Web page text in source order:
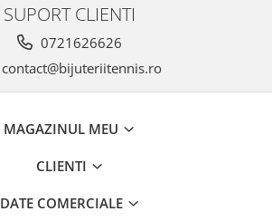
SUPORT CLIENTI
0721626626
contact@bijuteriitennis.ro
MAGAZINUL MEU
CLIENTI
DATE COMERCIALE